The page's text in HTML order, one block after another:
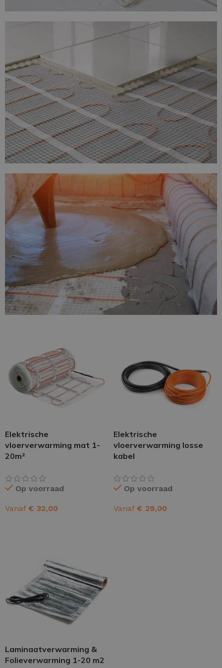
Elektrische
vloerverwarming mat 1-
20m²
Op voorraad
Vanaf € 32,00
Elektrische
vloerverwarming losse
kabel
Op voorraad
Vanaf € 29,00
Laminaatverwarming &
Folieverwarming 1-20 m2